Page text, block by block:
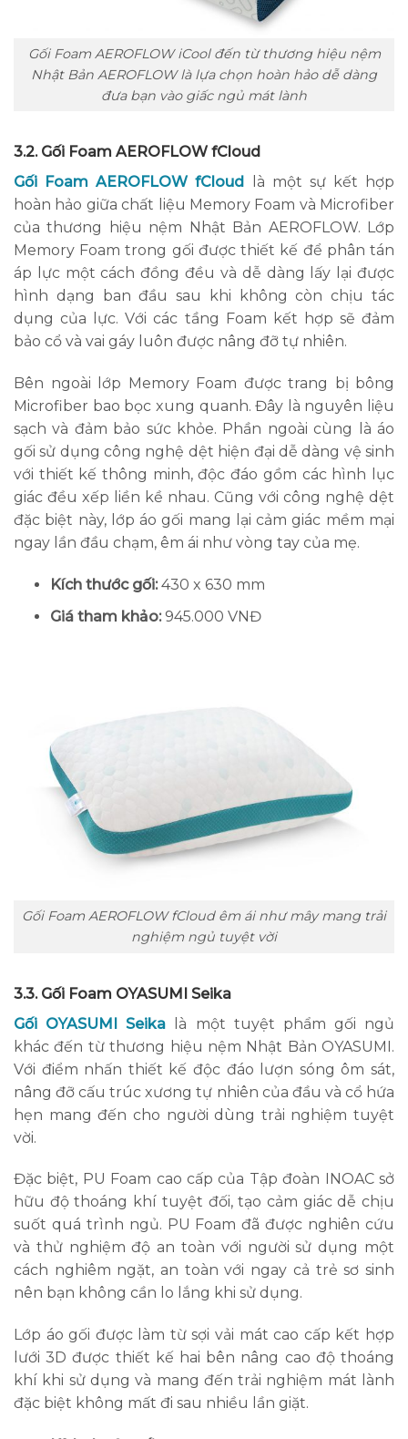
Gối Foam AEROFLOW iCool đến từ thương hiệu nệm
Nhật Bản AEROFLOW là lựa chọn hoàn hảo dễ dàng
đưa bạn vào giấc ngủ mát lành
3.2. Gối Foam AEROFLOW fCloud
Gối Foam AEROFLOW fCloud
là một sự kết hợp
hoàn hảo giữa chất liệu Memory Foam và Microfiber
của thương hiệu nệm Nhật Bản AEROFLOW. Lớp
Memory Foam trong gối được thiết kế để phân tán
áp lực một cách đồng đều và dễ dàng lấy lại được
hình dạng ban đầu sau khi không còn chịu tác
dụng của lực. Với các tầng Foam kết hợp sẽ đảm
bảo cổ và vai gáy luôn được nâng đỡ tự nhiên.
Bên ngoài lớp Memory Foam được trang bị bông
Microfiber bao bọc xung quanh. Đây là nguyên liệu
sạch và đảm bảo sức khỏe. Phần ngoài cùng là áo
gối sử dụng công nghệ dệt hiện đại dễ dàng vệ sinh
với thiết kế thông minh, độc đáo gồm các hình lục
giác đều xếp liền kề nhau. Cũng với công nghệ dệt
đặc biệt này, lớp áo gối mang lại cảm giác mềm mại
ngay lần đầu chạm, êm ái như vòng tay của mẹ.
Kích thước gối:430 x 630 mm
Giá tham khảo:945.000 VNĐ
Gối Foam AEROFLOW fCloud êm ái như mây mang trải
nghiệm ngủ tuyệt vời
3.3. Gối Foam OYASUMI Seika
Gối OYASUMI Seika là một tuyệt phẩm gối ngủ
khác đến từ thương hiệu nệm Nhật Bản OYASUMI.
Với điểm nhấn thiết kế độc đáo lượn sóng ôm sát,
nâng đỡ cấu trúc xương tự nhiên của đầu và cổ hứa
hẹn mang đến cho người dùng trải nghiệm tuyệt
vời.
Đặc biệt, PU Foam cao cấp của Tập đoàn INOAC sở
hữu độ thoáng khí tuyệt đối, tạo cảm giác dễ chịu
suốt quá trình ngủ. PU Foam đã được nghiên cứu
và thử nghiệm độ an toàn với người sử dụng một
cách nghiêm ngặt, an toàn với ngay cả trẻ sơ sinh
nên bạn không cần lo lắng khi sử dụng.
Lớp áo gối được làm từ sợi vải mát cao cấp kết hợp
lưới 3D được thiết kế hai bên nâng cao độ thoáng
khí khi sử dụng và mang đến trải nghiệm mát lành
đặc biệt không mất đi sau nhiều lần giặt.